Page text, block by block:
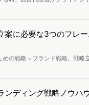
、市場や顧客の分析ツール、
ツールで3C分析を実施できる
た。※詳細なセミナー資料は無
案に必要な3つのフレ
めの戦略＝ブランド戦略。戦
用すると効率が上がります。
ンディング戦略ノウハ